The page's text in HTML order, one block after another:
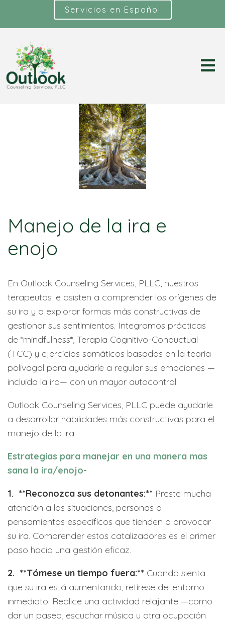
Servicios en Español
Manejo de la ira e
enojo
En Outlook Counseling Services, PLLC, nuestros
terapeutas le asisten a comprender los orígenes de
su ira y a explorar formas más constructivas de
gestionar sus sentimientos. Integramos prácticas
de *mindfulness*, Terapia Cognitivo-Conductual
(TCC) y ejercicios somáticos basados en la teoría
polivagal para ayudarle a regular sus emociones —
incluida la ira— con un mayor autocontrol.
Outlook Counseling Services, PLLC puede ayudarle
a desarrollar habilidades más constructivas para el
manejo de la ira.
Estrategias para manejar en una manera mas
sana la ira/enojo-
1. **Reconozca sus detonantes:** Preste mucha
atención a las situaciones, personas o
pensamientos específicos que tienden a provocar
su ira. Comprender estos catalizadores es el primer
paso hacia una gestión eficaz.
2. **Tómese un tiempo fuera:** Cuando sienta
que su ira está aumentando, retírese del entorno
inmediato. Realice una actividad relajante —como
dar un paseo, escuchar música u otra ocupación